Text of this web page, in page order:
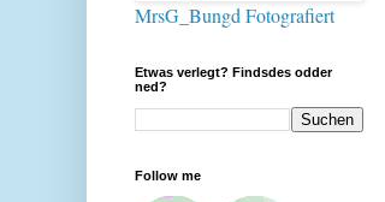
MrsG_Bungd Fotografiert
Etwas verlegt? Findsdes odder
ned?
Follow me